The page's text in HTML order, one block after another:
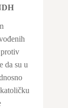
da su u